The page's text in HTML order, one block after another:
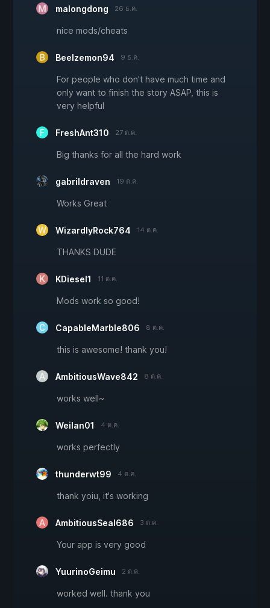
malongdong 26 ธ.ค.
nice mods/cheats
Beelzemon94 9 ธ.ค.
For people who don't have much time and
only want to finish the story ASAP, this is
very helpful
FreshAnt310 27 ต.ค.
Big thanks for all the hard work
gabrildraven 19 ต.ค.
Works Great
WizardlyRock764 14 ต.ค.
THANKS DUDE
KDiesel1 11 ต.ค.
Mods work so good!
CapableMarble806 8 ต.ค.
this is awesome! thank you!
AmbitiousWave842 8 ต.ค.
works well~
Weilan01 4 ต.ค.
works perfectly
thunderwt99 4 ต.ค.
thank yoiu, it's working
AmbitiousSeal686 3 ต.ค.
Your app is very good
YuurinoGeimu 2 ต.ค.
worked well. thank you